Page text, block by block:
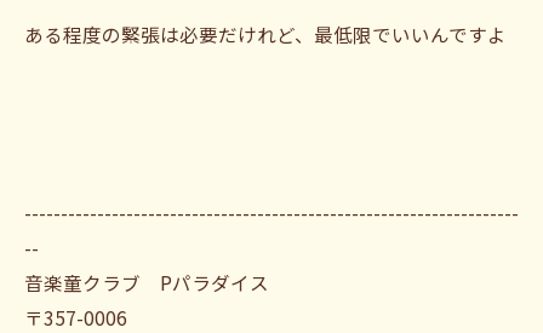
ある程度の緊張は必要だけれど、最低限でいいんですよ
--------------------------------------------------------------------
--
音楽童クラブ Pパラダイス
〒357-0006